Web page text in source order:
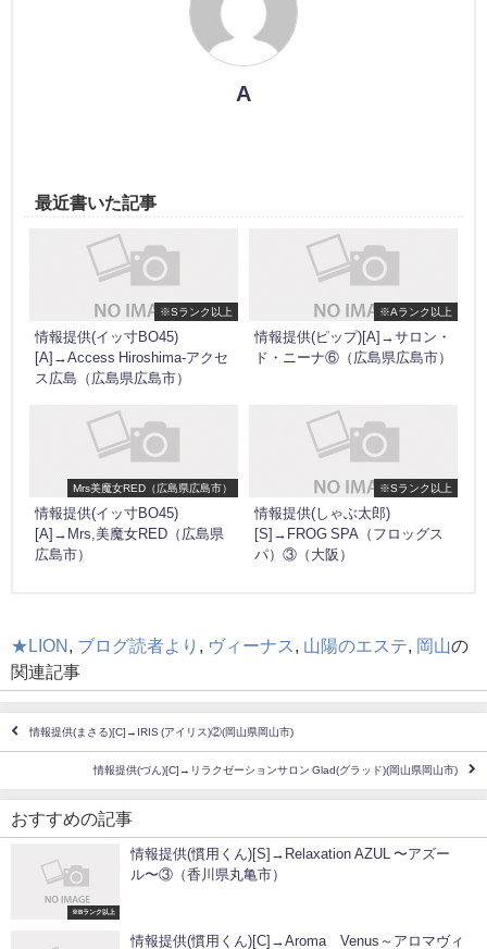
A
最近書いた記事
※Sランク以上
情報提供(イッ寸BO45)
[A]→Access Hiroshima-アクセ
ス広島（広島県広島市）
※Aランク以上
情報提供(ピップ)[A]→サロン・
ド・ニーナ⑥（広島県広島市）
Mrs美魔女RED（広島県広島市）
情報提供(イッ寸BO45)
[A]→Mrs,美魔女RED（広島県
広島市）
※Sランク以上
情報提供(しゃぶ太郎)
[S]→FROG SPA（フロッグス
パ）③（大阪）
★LION , ブログ読者より , ヴィーナス , 山陽のエステ, 岡山の
関連記事
情報提供(まさる)[C]→IRIS (アイリス)②(岡山県岡山市)
情報提供(づん)[C]→リラクゼーションサロン Glad(グラッド)(岡山県岡山市)
おすすめの記事
※Bランク以上
情報提供(慣用くん)[S]→Relaxation AZUL 〜アズー
ル〜③（香川県丸亀市）
情報提供(慣用くん)[C]→Aroma Venus～アロマヴィ